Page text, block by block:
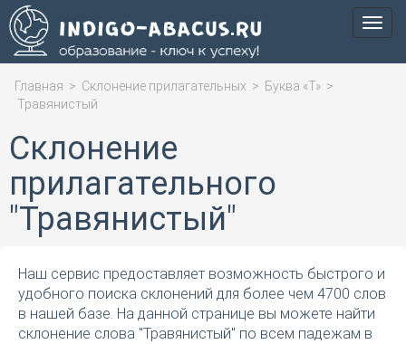
Меню
Главная > Склонение прилагательных > Буква «Т» >
Травянистый
Склонение
прилагательного
"Травянистый"
Наш сервис предоставляет возможность быстрого и
удобного поиска склонений для более чем 4700 слов
в нашей базе. На данной странице вы можете найти
склонение слова "Травянистый" по всем падежам в